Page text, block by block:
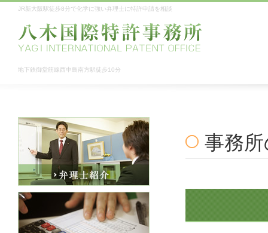
JR新大阪駅徒歩8分で化学に強い弁理士に特許申請を相談
地下鉄御堂筋線西中島南方駅徒歩10分
事務